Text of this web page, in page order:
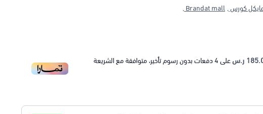
كورس , Brandat mall ,
ر.س على4دفعات بدون رسوم تأخير، متوافقة مع الشريعة